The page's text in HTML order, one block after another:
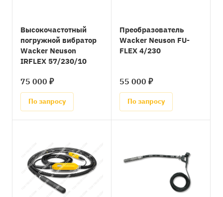
Высокочастотный
погружной вибратор
Wacker Neuson
IRFLEX 57/230/10
75 000 ₽
По запросу
Преобразователь
Wacker Neuson FU-
FLEX 4/230
55 000 ₽
По запросу